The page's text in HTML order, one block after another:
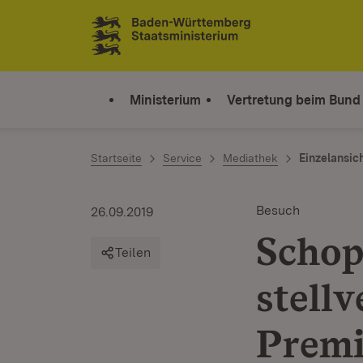
Zum Inhalt springen
Link zur Startseite
Ministerium Vertretung beim Bund
Startseite Service Mediathek
Besuch
26.09.2019
Teilen